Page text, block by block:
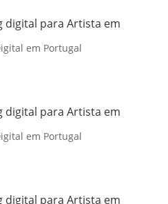
digital para Artista em
em Portugal
digital para Artista em
em Portugal
digital para Artista em